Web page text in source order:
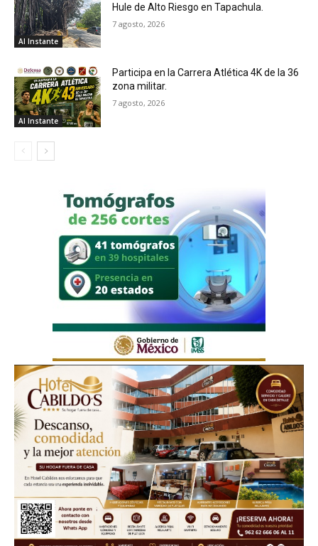
Al Instante
Hule de Alto Riesgo en Tapachula.
7 agosto, 2026
Al Instante
Participa en la Carrera Atlética 4K de la 36
zona militar.
7 agosto, 2026